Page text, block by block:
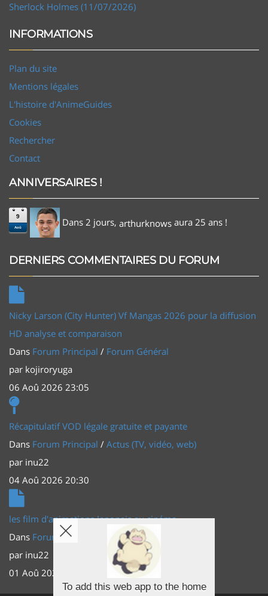
Sherlock Holmes (11/07/2026)
INFORMATIONS
Plan du site
Mentions légales
L'histoire d'AnimeGuides
Cookies
Rechercher
Contact
ANNIVERSAIRES !
9
Aoû Dans 2 jours, arthurknows aura 25 ans !
DERNIERS COMMENTAIRES DU FORUM
Nicky Larson (City Hunter) Vf Mangas 2026 pour la diffusion
HD analyse et comparaison
Dans Forum Principal / Forum Général
par kojiroryuga
06 Aoû 2026 23:05
Récapitulatif VOD légale gratuite et payante
Dans Forum Principal / Actus (TV, vidéo, web)
par inu22
04 Aoû 2026 20:30
les film d'animations Japonais au cinéma
Dans Forum Principal
Actus (TV, vidéo, web)
par inu22
01 Aoû 2026 20:56
To add this web app to the home